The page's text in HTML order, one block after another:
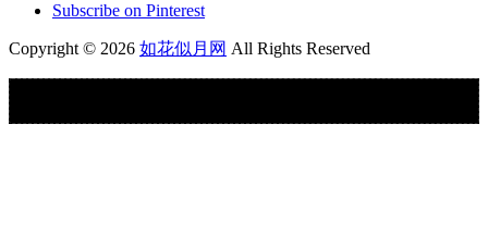
Subscribe on Pinterest
Copyright © 2026 如花似月网 All Rights Reserved